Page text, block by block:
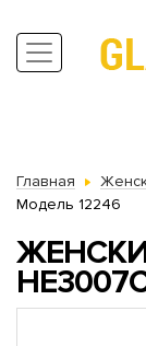
Главная
Модель 12246